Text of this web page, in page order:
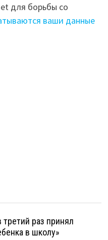
для борьбы со
ваши данные
раз принял
в школу»